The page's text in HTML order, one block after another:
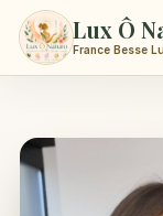
Lux Ô
France Besse